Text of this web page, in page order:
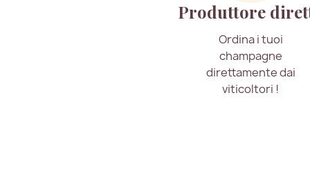
Produttore
Ordina i tuoi
champagne
direttamente dai
viticoltori !